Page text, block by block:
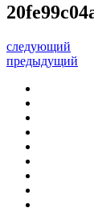
следующий
предыдущий